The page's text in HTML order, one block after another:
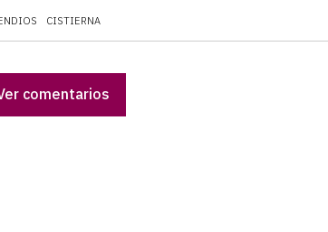
CISTIERNA
comentarios